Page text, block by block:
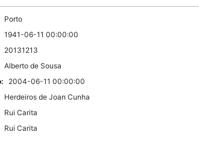
Porto
1941-06-11 00:00:00
20131213
Alberto de Sousa
2004-06-11 00:00:00
Herdeiros de Joan Cunha
Rui Carita
Rui Carita